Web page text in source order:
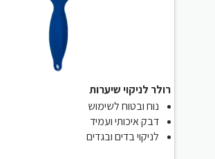
רולר לניקוי שיערות
נוח ובטוח לשימוש
דבק איכותי ועמיד
לניקוי בדים ובגדים